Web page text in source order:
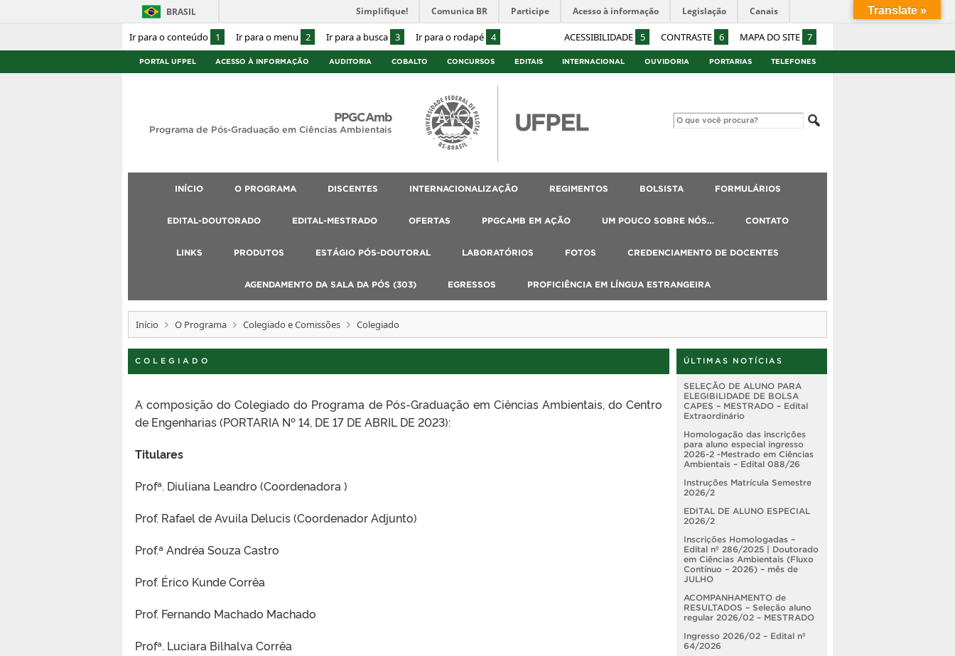
Ir para o conteúdo 1 Ir para o menu 2 Ir para a busca 3 Ir para o rodapé 4 ACESSIBILIDADE 5 CONTRASTE 6 MAPA DO SITE 7
BRASIL Simplifique! Comunica BR Participe Acesso à informação Legislação Canais
PORTAL UFPEL ACESSO À INFORMAÇÃO AUDITORIA COBALTO CONCURSOS EDITAIS INTERNACIONAL OUVIDORIA PORTARIAS TELEFONES
PPGCAmb
Programa de Pós-Graduação em Ciências Ambientais
INÍCIO O PROGRAMA DISCENTES INTERNACIONALIZAÇÃO REGIMENTOS BOLSISTA FORMULÁRIOS
EDITAL-DOUTORADO EDITAL-MESTRADO OFERTAS PPGCAMB EM AÇÃO UM POUCO SOBRE NÓS… CONTATO
LINKS PRODUTOS ESTÁGIO PÓS-DOUTORAL LABORATÓRIOS FOTOS CREDENCIAMENTO DE DOCENTES
AGENDAMENTO DA SALA DA PÓS (303) EGRESSOS PROFICIÊNCIA EM LÍNGUA ESTRANGEIRA
Início O Programa Colegiado e Comissões Colegiado
COLEGIADO
A composição do Colegiado do Programa de Pós-Graduação em Ciências Ambientais, do Centro
de Engenharias (PORTARIA Nº 14, DE 17 DE ABRIL DE 2023):
Titulares
Profª. Diuliana Leandro (Coordenadora )
Prof. Rafael de Avuila Delucis (Coordenador Adjunto)
Prof.ª Andréa Souza Castro
Prof. Érico Kunde Corrêa
Prof. Fernando Machado Machado
Profª. Luciara Bilhalva Corrêa
ÚLTIMAS NOTÍCIAS
SELEÇÃO DE ALUNO PARA
ELEGIBILIDADE DE BOLSA
CAPES – MESTRADO – Edital
Extraordinário
Homologação das inscrições
para aluno especial ingresso
2026-2 -Mestrado em Ciências
Ambientais – Edital 088/26
Instruções Matrícula Semestre
2026/2
EDITAL DE ALUNO ESPECIAL
2026/2
Inscrições Homologadas –
Edital nº 286/2025 | Doutorado
em Ciências Ambientais (Fluxo
Contínuo – 2026) – mês de
JULHO
ACOMPANHAMENTO de
RESULTADOS – Seleção aluno
regular 2026/02 – MESTRADO
Ingresso 2026/02 – Edital nº
64/2026
Translate »